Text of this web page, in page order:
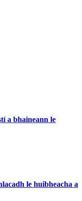
a bhaineann le
le huibheacha a